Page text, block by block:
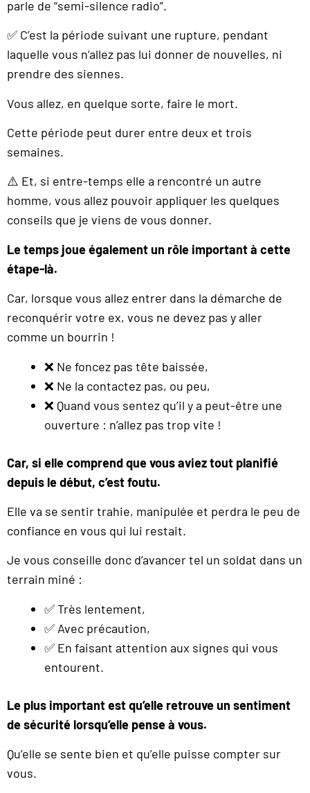
parle de “semi-silence radio”.
✅ C’est la période suivant une rupture, pendant
laquelle vous n’allez pas lui donner de nouvelles, ni
prendre des siennes.
Vous allez, en quelque sorte, faire le mort.
Cette période peut durer entre deux et trois
semaines.
⚠️ Et, si entre-temps elle a rencontré un autre
homme, vous allez pouvoir appliquer les quelques
conseils que je viens de vous donner.
Le temps joue également un rôle important à cette
étape-là.
Car, lorsque vous allez entrer dans la démarche de
reconquérir votre ex, vous ne devez pas y aller
comme un bourrin !
❌ Ne foncez pas tête baissée,
❌ Ne la contactez pas, ou peu,
❌ Quand vous sentez qu’il y a peut-être une
ouverture : n’allez pas trop vite !
Car, si elle comprend que vous aviez tout planifié
depuis le début, c’est foutu.
Elle va se sentir trahie, manipulée et perdra le peu de
confiance en vous qui lui restait.
Je vous conseille donc d’avancer tel un soldat dans un
terrain miné :
✅ Très lentement,
✅ Avec précaution,
✅ En faisant attention aux signes qui vous
entourent.
Le plus important est qu’elle retrouve un sentiment
de sécurité lorsqu’elle pense à vous.
Qu’elle se sente bien et qu’elle puisse compter sur
vous.